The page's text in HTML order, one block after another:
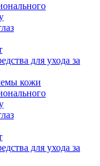
для ухода за
кожи
для ухода за